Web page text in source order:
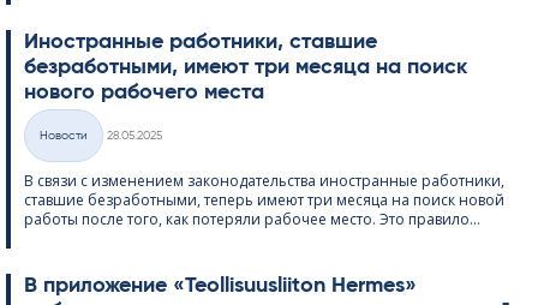
Иностранные работники, ставшие
безработными, имеют три месяца на поиск
нового рабочего места
Категории
Hовости
28.05.2025
В связи с изменением законодательства иностранные работники,
ставшие безработными, теперь имеют три месяца на поиск новой
работы после того, как потеряли рабочее место. Это правило...
В приложение «Teol­li­suus­lii­ton Her­mes»